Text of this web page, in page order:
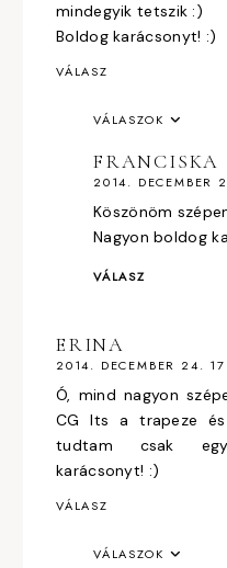
mindegyik tetszik :)
Boldog karácsonyt! :)
VÁLASZ
VÁLASZOK
FRANCISKA
2014. DECEMBER
Köszönöm
Nagyon boldog
VÁLASZ
ERINA
2014. DECEMBER 24.
Ó, mind nagyon
CG Its a trapeze
tudtam csak
karácsonyt! :)
VÁLASZ
VÁLASZOK